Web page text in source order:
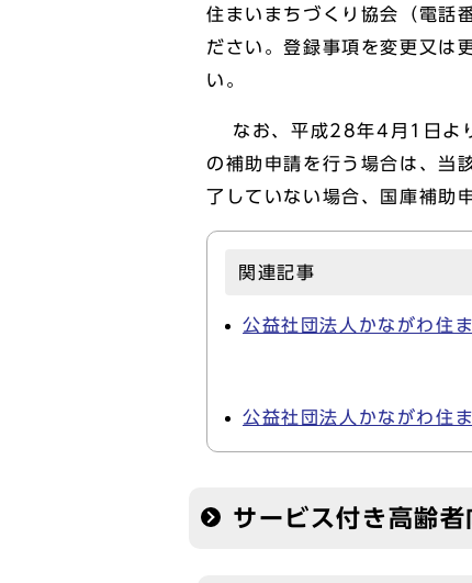
住まいまちづくり協会（電
ださい。登録事項を変更又は
い。
なお、平成28年4月1日より
の補助申請を行う場合は、当
了していない場合、国庫補助
関連記事
公益社団法人かながわ住
公益社団法人かながわ住
サービス付き高齢